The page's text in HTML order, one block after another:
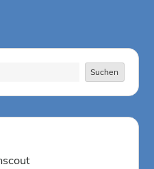
Suchen